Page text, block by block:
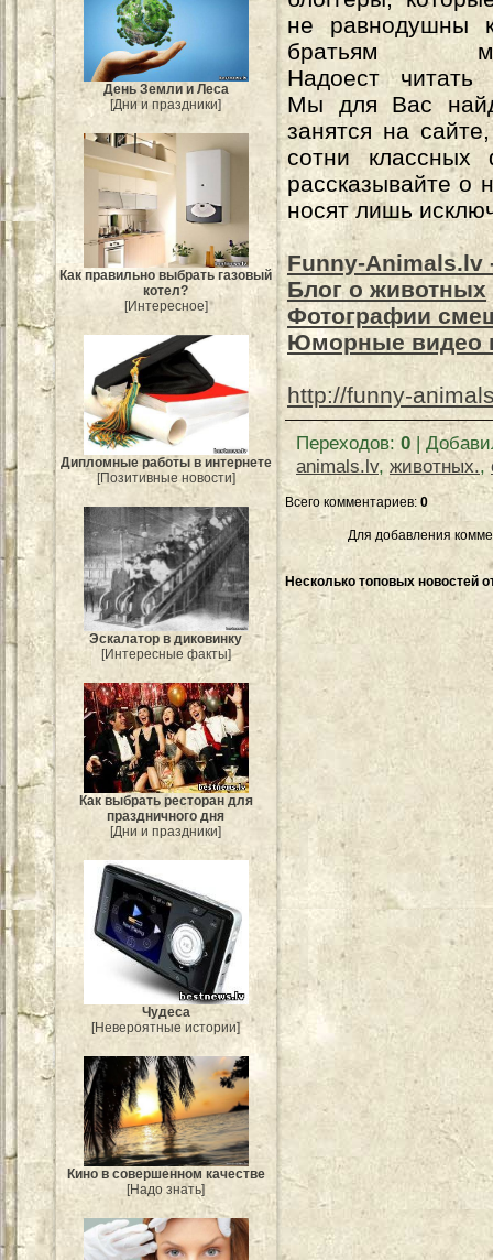
День Земли и Леса
[Дни и праздники]
Как правильно выбрать газовый
котел?
[Интересное]
Дипломные работы в интернете
[Позитивные новости]
Эскалатор в диковинку
[Интересные факты]
Как выбрать ресторан для
праздничного дня
[Дни и праздники]
Чудеса
[Невероятные истории]
Кино в совершенном качестве
[Надо знать]
не равнодушны
братьям
Надоест читать
Мы для Вас
занятся на
сотни
рассказывайте о
носят лишь
Funny-Animals.lv
Блог о животных
Фотографии
Юморные видео
http://funny-
Переходов: 0 |
animals.lv, животных.,
Всего комментариев: 0
Для добавления
Несколько топовых новостей